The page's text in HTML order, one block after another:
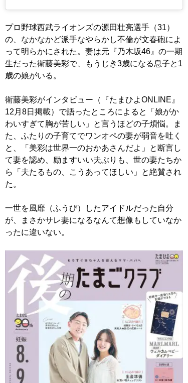
プロ野球西武ライオンズの源田壮亮選手（31）
の、なかなかど派手なやらかし不倫が文春砲によ
って明らかにされた。妻は元『乃木坂46』の一期
生だった衛藤美彩で、もうじき3歳になる息子と1
歳の娘がいる。
衛藤美彩がインタビュー（『たまひよONLINE』
12月8日掲載）で語ったところによると「娘がか
わいすぎて胸が苦しい」と言うほどの子煩悩。ま
た、ふたりの子育てでワンオペの妻が弱音を吐く
と、「美彩は世界一のおかあさんだよ」と断言し
て妻を認め、励ますいい夫ぶりも、世の妻たちか
ら「夫たるもの、こうあってほしい」と絶賛され
た。
一世を風靡（ふうび）したアイドルだった自分
が、まさかサレ妻になるなんて想像もしていなか
ったに違いない。